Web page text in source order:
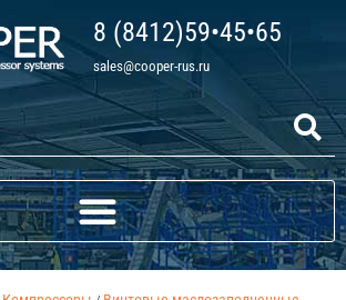
8 (8412)59•45•65
sales@cooper-rus.ru